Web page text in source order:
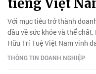
Với mục tiêu trở thành
đầu về sức khỏe và thể
Hữu Trí Tuệ Việt Nam vinh
Nổi tiếng Việt Nam năm 2026.
THÔNG TIN DOANH NGHIỆP